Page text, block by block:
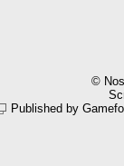
©
Published by